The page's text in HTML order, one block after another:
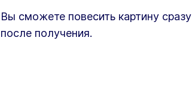
Вы сможете повесить картину сразу
после получения.